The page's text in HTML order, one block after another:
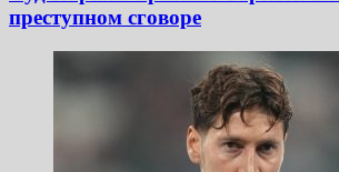
преступном сговоре